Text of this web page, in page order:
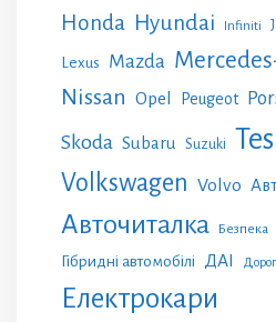
Honda Hyundai Infiniti
Lexus Mazda
Nissan Opel Peugeot
Skoda Subaru Suzuki
Volkswagen Volvo
Авточиталка Безпека
Гібридні автомобілі ДАІ
Електрокари